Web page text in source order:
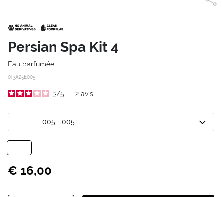
Persian Spa Kit 4
Eau parfumée
0T3A25E005
3/5 - 2 avis
005 - 005
€ 16,00